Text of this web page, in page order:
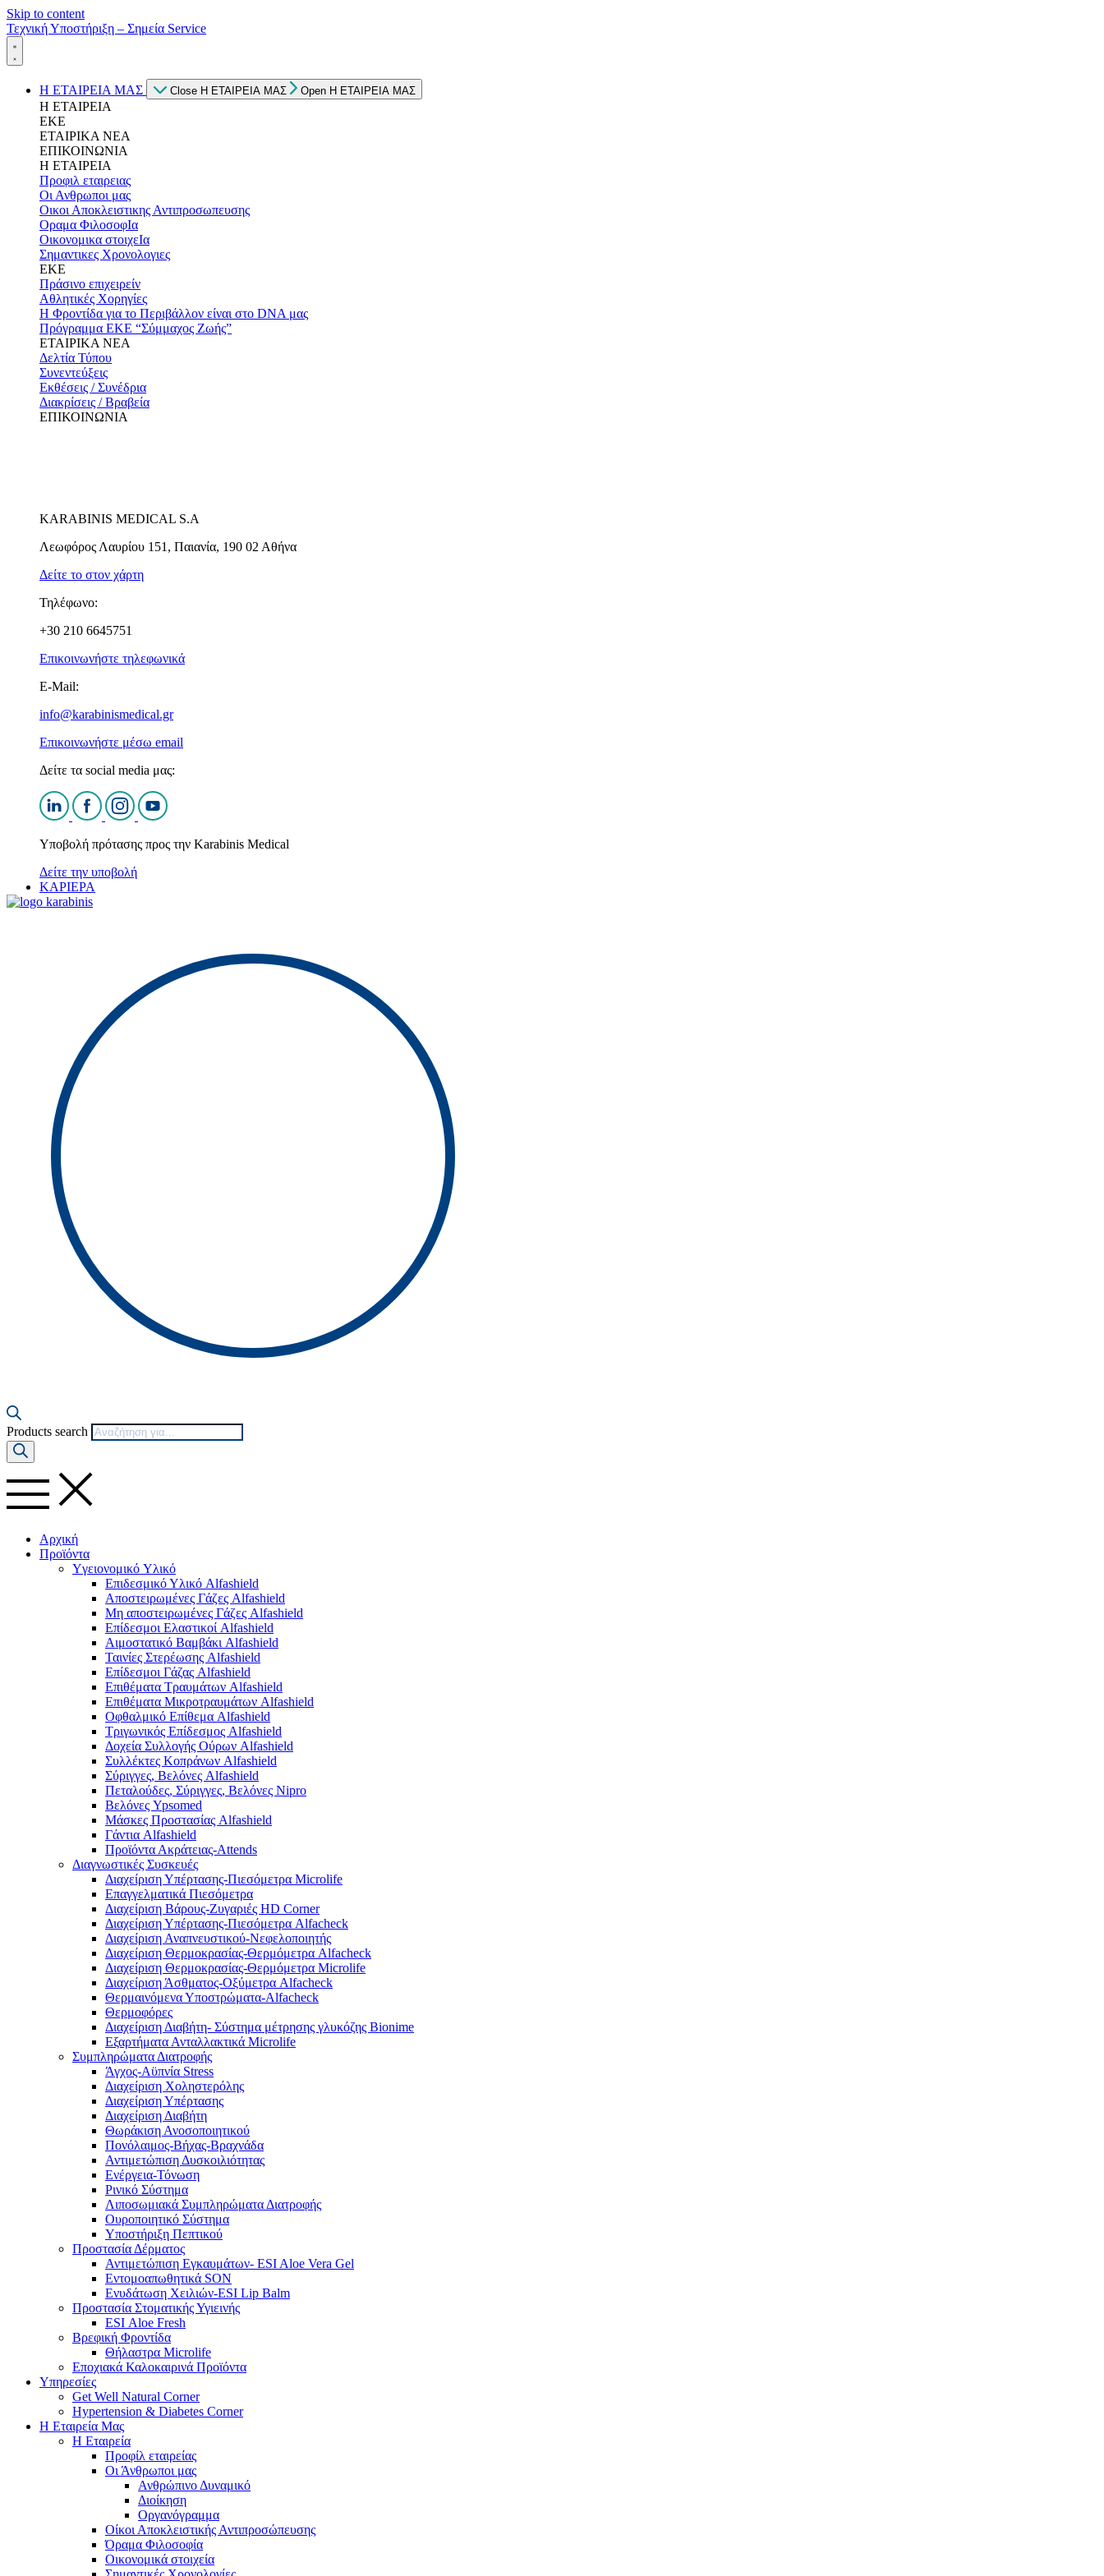
Skip to content
Τεχνική Υποστήριξη – Σημεία Service
Η ΕΤΑΙΡΕΙΑ ΜΑΣ Close Η ΕΤΑΙΡΕΙΑ ΜΑΣ Open Η ΕΤΑΙΡΕΙΑ ΜΑΣ
Η ΕΤΑΙΡΕΙΑ
ΕΚΕ
ΕΤΑΙΡΙΚΑ ΝΕΑ
ΕΠΙΚΟΙΝΩΝΙΑ
Η ΕΤΑΙΡΕΙΑ
Προφιλ εταιρειας
Οι Ανθρωποι μας
Οικοι Αποκλειστικης Αντιπροσωπευσης
Οραμα ΦιλοσοφΙα
Οικονομικα στοιχεΙα
Σημαντικες Χρονολογιες
ΕΚΕ
Πράσινο επιχειρείν
Αθλητικές Χορηγίες
Η Φροντίδα για το Περιβάλλον είναι στο DNA μας
Πρόγραμμα ΕΚΕ “Σύμμαχος Ζωής”
ΕΤΑΙΡΙΚΑ ΝΕΑ
Δελτία Τύπου
Συνεντεύξεις
Εκθέσεις / Συνέδρια
Διακρίσεις / Βραβεία
ΕΠΙΚΟΙΝΩΝΙΑ
KARABINIS MEDICAL S.A
Λεωφόρος Λαυρίου 151, Παιανία, 190 02 Αθήνα
Δείτε το στον χάρτη
Τηλέφωνο:
+30 210 6645751
Επικοινωνήστε τηλεφωνικά
E-Mail:
info@karabinismedical.gr
Επικοινωνήστε μέσω email
Δείτε τα social media μας:
Υποβολή πρότασης προς την Karabinis Medical
Δείτε την υποβολή
ΚΑΡΙΕΡΑ
Products search
Αρχική
Προϊόντα
Yγειονομικό Yλικό
Επιδεσμικό Υλικό Alfashield
Αποστειρωμένες Γάζες Alfashield
Μη αποστειρωμένες Γάζες Alfashield
Επίδεσμοι Ελαστικοί Alfashield
Αιμοστατικό Βαμβάκι Alfashield
Ταινίες Στερέωσης Alfashield
Επίδεσμοι Γάζας Alfashield
Επιθέματα Τραυμάτων Alfashield
Επιθέματα Μικροτραυμάτων Alfashield
Οφθαλμικό Eπίθεμα Alfashield
Τριγωνικός Επίδεσμος Alfashield
Δοχεία Συλλογής Ούρων Alfashield
Συλλέκτες Κοπράνων Alfashield
Σύριγγες, Βελόνες Alfashield
Πεταλούδες, Σύριγγες, Βελόνες Nipro
Βελόνες Ypsomed
Μάσκες Προστασίας Alfashield
Γάντια Alfashield
Προϊόντα Ακράτειας-Attends
Διαγνωστικές Συσκευές
Διαχείριση Υπέρτασης-Πιεσόμετρα Microlife
Επαγγελματικά Πιεσόμετρα
Διαχείριση Βάρους-Ζυγαριές HD Corner
Διαχείριση Υπέρτασης-Πιεσόμετρα Alfacheck
Διαχείριση Αναπνευστικού-Νεφελοποιητής
Διαχείριση Θερμοκρασίας-Θερμόμετρα Alfacheck
Διαχείριση Θερμοκρασίας-Θερμόμετρα Microlife
Διαχείριση Άσθματος-Οξύμετρα Alfacheck
Θερμαινόμενα Υποστρώματα-Alfacheck
Θερμοφόρες
Διαχείριση Διαβήτη- Σύστημα μέτρησης γλυκόζης Bionime
Εξαρτήματα Ανταλλακτικά Microlife
Συμπληρώματα Διατροφής
Άγχος-Αϋπνία Stress
Διαχείριση Χοληστερόλης
Διαχείριση Υπέρτασης
Διαχείριση Διαβήτη
Θωράκιση Ανοσοποιητικού
Πονόλαιμος-Βήχας-Βραχνάδα
Αντιμετώπιση Δυσκοιλιότητας
Eνέργεια-Τόνωση
Ρινικό Σύστημα
Λιποσωμιακά Συμπληρώματα Διατροφής
Ουροποιητικό Σύστημα
Υποστήριξη Πεπτικού
Προστασία Δέρματος
Αντιμετώπιση Εγκαυμάτων- ESI Aloe Vera Gel
Εντομοαπωθητικά SON
Ενυδάτωση Χειλιών-ESI Lip Balm
Προστασία Στοματικής Υγιεινής
ESI Αloe Fresh
Βρεφική Φροντίδα
Θήλαστρα Microlife
Εποχιακά Καλοκαιρινά Προϊόντα
Υπηρεσίες
Get Well Natural Corner
Hypertension & Diabetes Corner
Η Εταιρεία Μας
Η Εταιρεία
Προφίλ εταιρείας
Οι Άνθρωποι μας
Ανθρώπινο Δυναμικό
Διοίκηση
Οργανόγραμμα
Οίκοι Αποκλειστικής Αντιπροσώπευσης
Όραμα Φιλοσοφία
Οικονομικά στοιχεία